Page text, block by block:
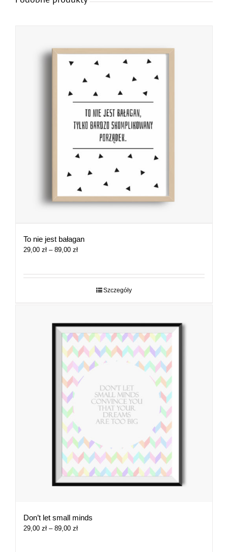
To nie jest bałagan
29,00 zł – 89,00 złZakres
29,00 zł
Szczegóły
Don’t let small minds
29,00 zł – 89,00 złZakres